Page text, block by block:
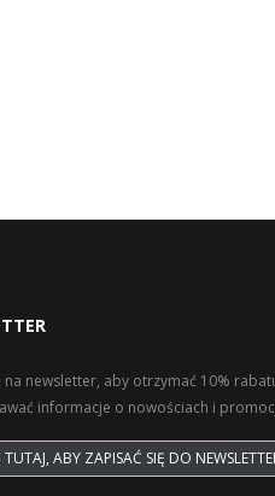
na newsletter, aby otrzymać 10%
informacje o nowościach i
TUTAJ, ABY ZAPISAĆ SIĘ DO